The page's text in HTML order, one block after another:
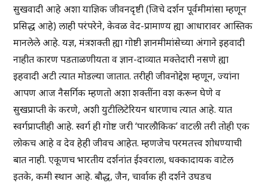
सुखवादी आहे अशा याज्ञिक जीवनदृष्टी (जिचे दर्शन पूर्वमीमांसा म्हणून
प्रसिद्ध आहे) लाही परंपरेने, केवळ वेद-प्रामाण्य ह्या आधारावर आस्तिक
मानलेले आहे. यज्ञ, मंत्रशक्ती ह्या गोष्टी ज्ञानमीमांसेच्या अंगाने इहवादी
नाहीत कारण पडताळणीयता व ज्ञान-दाव्यात मक्तेदारी नसणे ह्या
इहवादी अटी त्यात मोडल्या जातात. तरीही जीवनोद्देश म्हणून, ज्यांना
आपण आज नैसर्गिक म्हणतो अशा शक्तींना वश करून घेणे व
सुखप्राप्ती के करणे, अशी युटीलिटेरियन धारणाच त्यात आहे. यात
स्वर्गप्राप्तीही आहे. स्वर्ग ही गोष्ट जरी ‘पारलौकिक’ वाटली तरी तोही एक
लोकच आहे व देव हेही जीवच आहेत. म्हणजेच परमतत्त्व शोधण्याची
बात नाही. एकूणच भारतीय दर्शनांत ईश्वराला, धक्कादायक वाटेल
इतके, कमी स्थान आहे. बौद्ध, जैन, चार्वाक ही दर्शने उघडच